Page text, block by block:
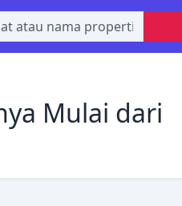
Mulai dari